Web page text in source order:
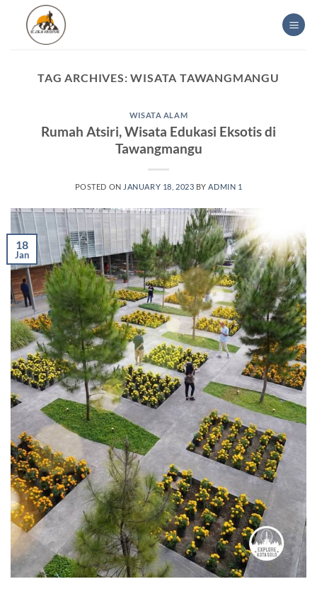
content
TAG ARCHIVES:WISATA TAWANGMANGU
WISATA ALAM
Rumah Atsiri, Wisata Edukasi Eksotis di
Tawangmangu
POSTED ON JANUARY 18, 2023 BY ADMIN 1
18
Jan